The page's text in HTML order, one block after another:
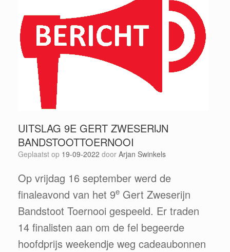
UITSLAG 9E GERT ZWESERIJN
BANDSTOOTTOERNOOI
Geplaatst op 19-09-2022 door Arjan Swinkels
Op vrijdag 16 september werd de
finaleavond van het 9e Gert Zweserijn
Bandstoot Toernooi gespeeld. Er traden
14 finalisten aan om de fel begeerde
hoofdprijs weekendje weg cadeaubonnen